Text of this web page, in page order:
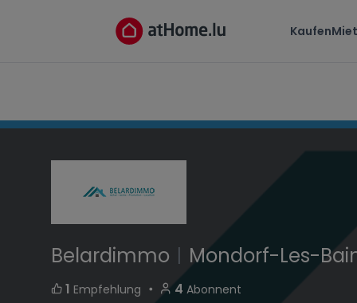
Kaufen
Belardimmo
avenue des Bains L-5610 Mondorf-Les-Bains
Belardimmo | Mondorf-Les-
1 Empfehlung ・ 4 Abonnent